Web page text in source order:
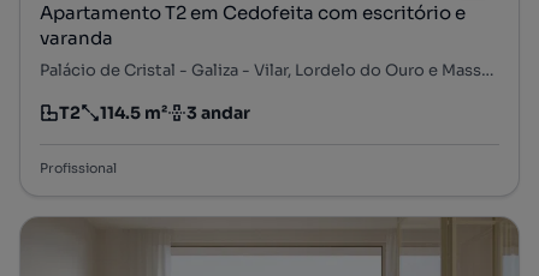
Apartamento T2 em Cedofeita com escritório e
varanda
Palácio de Cristal - Galiza - Vilar, Lordelo do Ouro e Massarelos, Porto, Porto
Tipologia
T2
Preço por metro quadrado
114.5 m²
Andar 3 andar
Profissional